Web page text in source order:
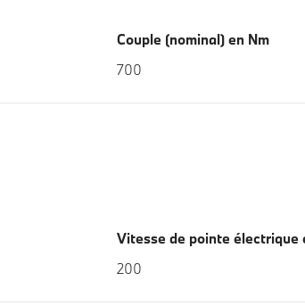
Couple (nominal) en Nm
700
Vitesse de pointe électrique
200